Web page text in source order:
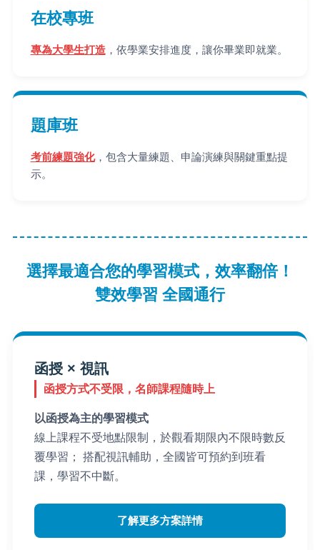
在校專班
專為大學生打造，依學業安排進度，讓你畢業即就業。
題庫班
考前練題強化，包含大量練題、申論演練與關鍵重點提
示。
選擇最適合您的學習模式，效率翻倍！
雙效學習 全國通行
函授 × 視訊
函授方式不受限，名師課程隨時上
以函授為主的學習模式
線上課程不受地點限制，於觀看期限內不限時數反
覆學習； 搭配視訊輔助，全國皆可預約到班看
課，學習不中斷。
了解更多方案詳情